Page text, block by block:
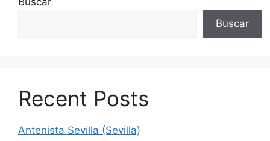
Buscar
Recent Posts
Antenista Sevilla (Sevilla)